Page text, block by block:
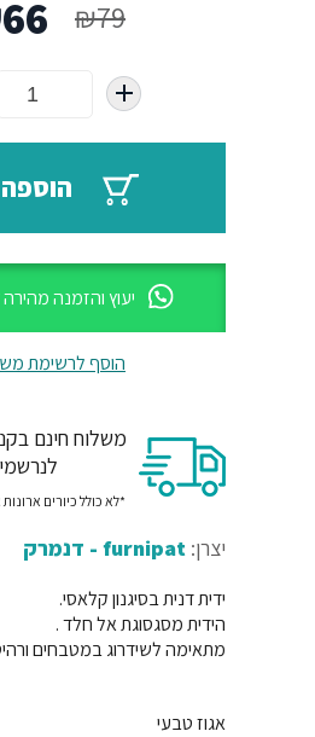
₪79
66
יעוץ והזמנה
הוסף לרשימת
משלוח חינם בקניה
*לא כולל כיורים
יצרן: furnipat - דנמרק
ידית דנית בסיגנון קלאסי.
הידית מסגסוגת אל חלד .
מתאימה לשידרוג במטבחים
אגוז טבעי